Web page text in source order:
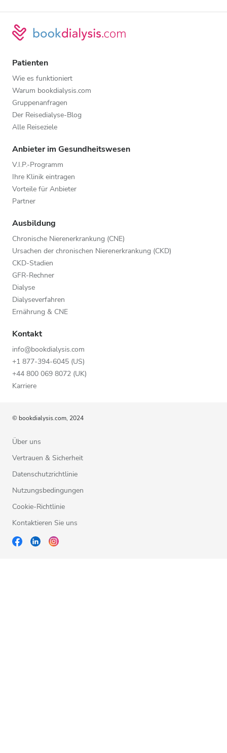
Patienten
Wie es funktioniert
Warum bookdialysis.com
Gruppenanfragen
Der Reisedialyse-Blog
Alle Reiseziele
Anbieter im Gesundheitswesen
V.I.P.-Programm
Ihre Klinik eintragen
Vorteile für Anbieter
Partner
Ausbildung
Chronische Nierenerkrankung (CNE)
Ursachen der chronischen Nierenerkrankung (CKD)
CKD-Stadien
GFR-Rechner
Dialyse
Dialyseverfahren
Ernährung & CNE
Kontakt
info@bookdialysis.com
+1 877-394-6045 (US)
+44 800 069 8072 (UK)
Karriere
© bookdialysis.com, 2024
Über uns
Vertrauen & Sicherheit
Datenschutzrichtlinie
Nutzungsbedingungen
Cookie-Richtlinie
Kontaktieren Sie uns